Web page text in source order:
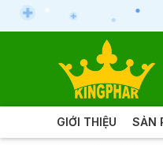
GIỚI THIỆU SẢN